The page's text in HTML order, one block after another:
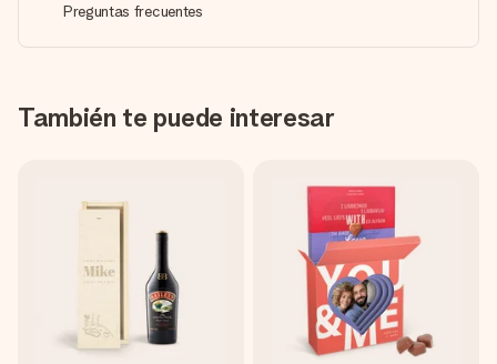
Preguntas frecuentes
También te puede interesar